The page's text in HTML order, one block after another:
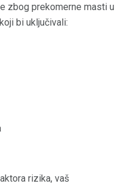
zbog prekomerne masti u
bi uključivali:
rizika, vaš